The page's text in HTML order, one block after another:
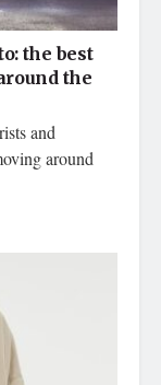
the best
the
and
around